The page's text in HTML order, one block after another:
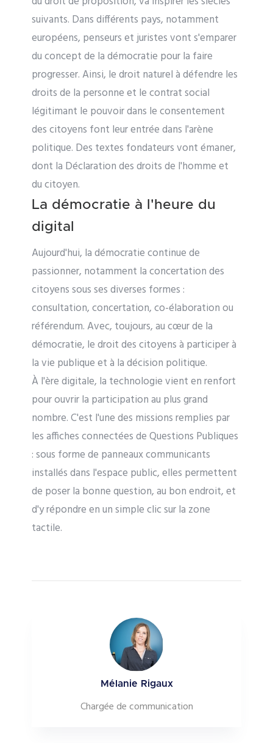
suivants. Dans différents pays, notamment
européens, penseurs et juristes vont s'emparer
du concept de la démocratie pour la faire
progresser. Ainsi, le droit naturel à défendre les
droits de la personne et le contrat social
légitimant le pouvoir dans le consentement
des citoyens font leur entrée dans l'arène
politique. Des textes fondateurs vont émaner,
dont la Déclaration des droits de l'homme et
du citoyen.
La démocratie à l'heure du
digital
Aujourd'hui, la démocratie continue de
passionner, notamment la concertation des
citoyens sous ses diverses formes :
consultation, concertation, co-élaboration ou
référendum. Avec, toujours, au cœur de la
démocratie, le droit des citoyens à participer à
la vie publique et à la décision politique.
À l'ère digitale, la technologie vient en renfort
pour ouvrir la participation au plus grand
nombre. C'est l'une des missions remplies par
les affiches connectées de Questions Publiques
: sous forme de panneaux communicants
installés dans l'espace public, elles permettent
de poser la bonne question, au bon endroit, et
d'y répondre en un simple clic sur la zone
tactile.
Mélanie Rigaux
Chargée de communication